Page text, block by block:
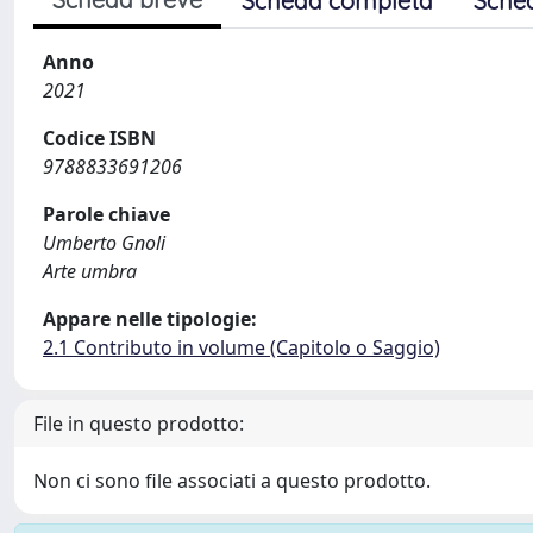
Anno
2021
Codice ISBN
9788833691206
Parole chiave
Umberto Gnoli
Arte umbra
Appare nelle tipologie:
2.1 Contributo in volume (Capitolo o Saggio)
File in questo prodotto:
Non ci sono file associati a questo prodotto.